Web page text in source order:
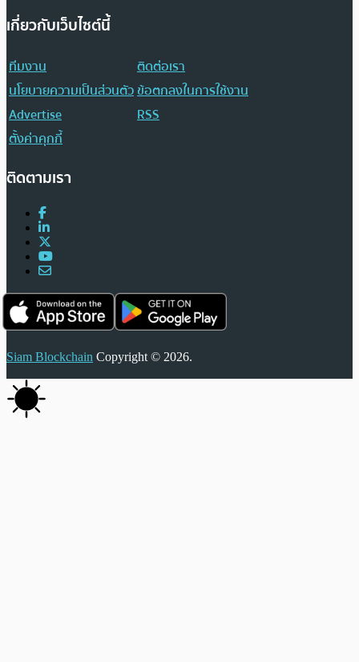
เกี่ยวกับเว็บไซต์นี้
ทีมงาน
ติดต่อเรา
นโยบายความเป็นส่วนตัวข้อตกลงในการใช้งาน
Advertise
RSS
ตั้งค่าคุกกี้
ติดตามเรา
Siam Blockchain Copyright © 2026.